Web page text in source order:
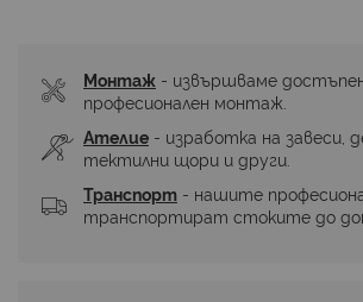
Монтаж - извършваме
професионален монтаж.
Ателие - изработка на завеси,
тектилни щори и други.
Транспорт - нашите
транспортират стоките до